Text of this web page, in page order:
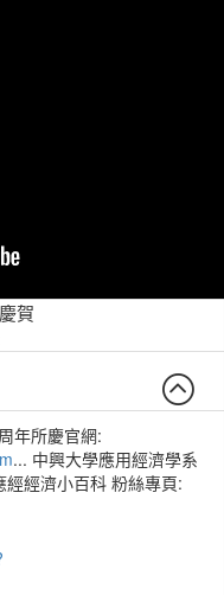
賀
年所慶官網:
... 中興大學應用經濟學系
經經濟小百科 粉絲專頁: